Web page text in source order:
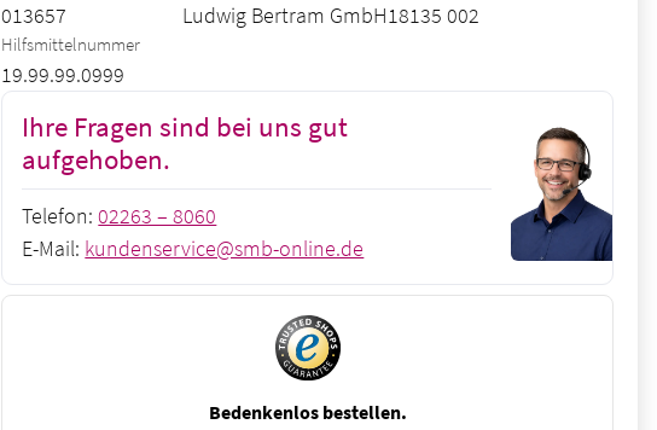
013657 Ludwig Bertram GmbH18135 002
Hilfsmittelnummer
19.99.99.0999
Ihre Fragen sind bei uns gut
aufgehoben.
Telefon:02263 – 8060
E-Mail: kundenservice@smb-online.de